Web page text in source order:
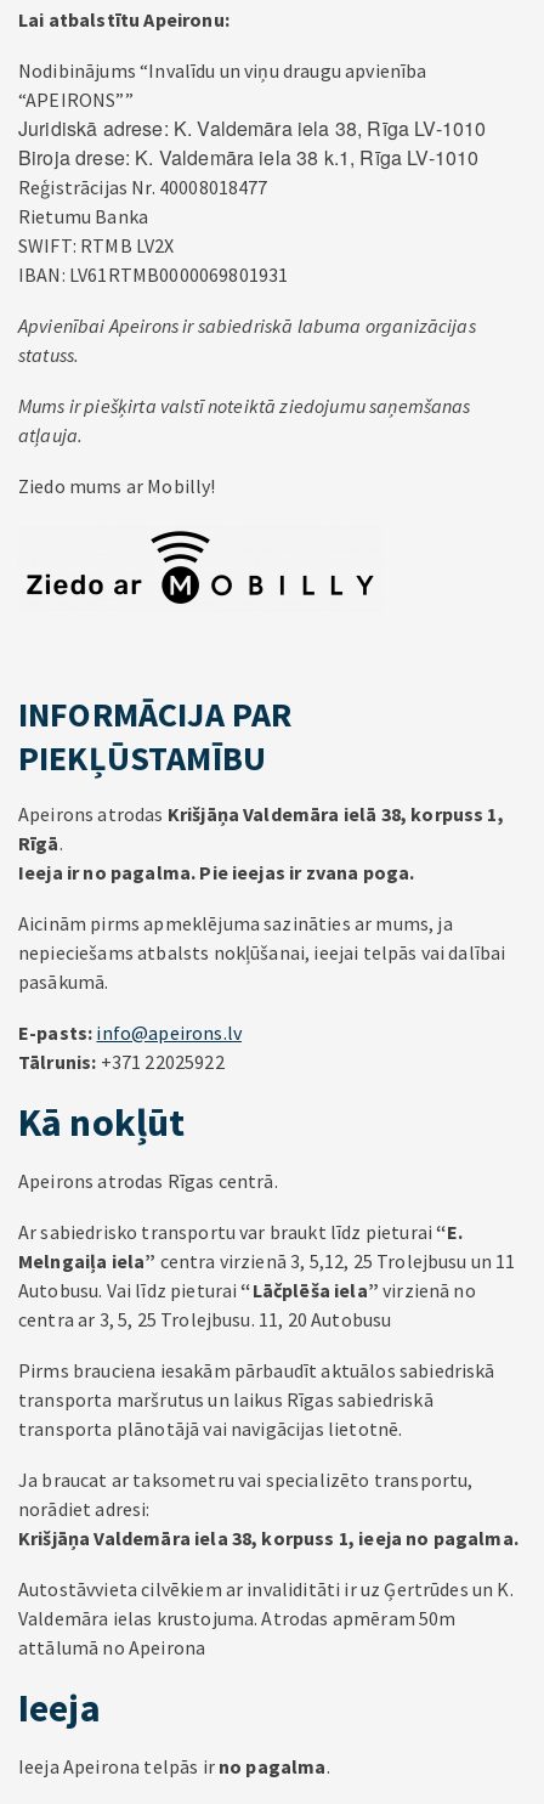
Lai atbalstītu Apeironu:
Nodibinājums “Invalīdu un viņu draugu apvienība
“APEIRONS””
Juridiskā adrese: K. Valdemāra iela 38, Rīga LV-1010
Biroja drese: K. Valdemāra iela 38 k.1, Rīga LV-1010
Reģistrācijas Nr. 40008018477
Rietumu Banka
SWIFT: RTMB LV2X
IBAN: LV61RTMB0000069801931
Apvienībai Apeirons ir sabiedriskā labuma organizācijas
statuss.
Mums ir piešķirta valstī noteiktā ziedojumu saņemšanas
atļauja.
Ziedo mums ar Mobilly!
INFORMĀCIJA PAR
PIEKĻŪSTAMĪBU
Apeirons atrodas Krišjāņa Valdemāra ielā 38, korpuss 1,
Rīgā.
Ieeja ir no pagalma. Pie ieejas ir zvana poga.
Aicinām pirms apmeklējuma sazināties ar mums, ja
nepieciešams atbalsts nokļūšanai, ieejai telpās vai dalībai
pasākumā.
E-pasts: info@apeirons.lv
Tālrunis: +371 22025922
Kā nokļūt
Apeirons atrodas Rīgas centrā.
Ar sabiedrisko transportu var braukt līdz pieturai “E.
Melngaiļa iela” centra virzienā 3, 5,12, 25 Trolejbusu un 11
Autobusu. Vai līdz pieturai “Lāčplēša iela”virzienā no
centra ar 3, 5, 25 Trolejbusu. 11, 20 Autobusu
Pirms brauciena iesakām pārbaudīt aktuālos sabiedriskā
transporta maršrutus un laikus Rīgas sabiedriskā
transporta plānotājā vai navigācijas lietotnē.
Ja braucat ar taksometru vai specializēto transportu,
norādiet adresi:
Krišjāņa Valdemāra iela 38, korpuss 1, ieeja no pagalma.
Autostāvvieta cilvēkiem ar invaliditāti ir uz Ģertrūdes un K.
Valdemāra ielas krustojuma. Atrodas apmēram 50m
attālumā no Apeirona
Ieeja
Ieeja Apeirona telpās ir no pagalma.